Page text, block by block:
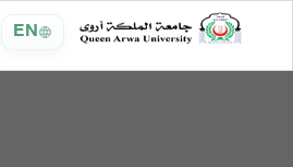
EN